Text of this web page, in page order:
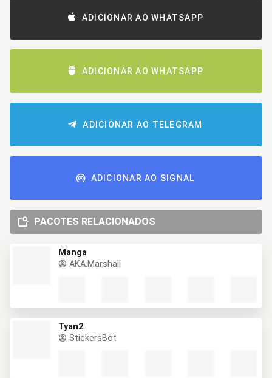
ADICIONAR AO WHATSAPP
ADICIONAR AO WHATSAPP
ADICIONAR AO TELEGRAM
ADICIONAR AO SIGNAL
PACOTES RELACIONADOS
Manga
AKA.Marshall
Tyan2
StickersBot